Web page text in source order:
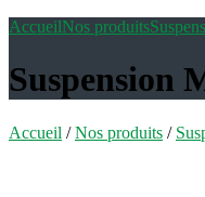
AccueilNos produits
Suspension
Accueil /Nos produits /